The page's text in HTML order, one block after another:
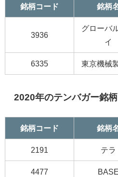
銘柄コード 銘柄
3936
グローバ
イ
6335 東京機械
2020年のテンバガー銘柄
銘柄コード 銘柄
2191 テラ
4477 BASE